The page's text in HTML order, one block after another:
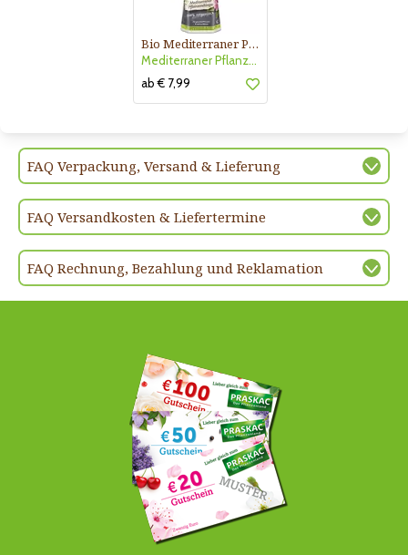
Bio Mediterraner Pflanzendünger
Mediterraner Pflanzendünger
ab € 7,99
FAQ Verpackung, Versand & Lieferung
FAQ Versandkosten & Liefertermine
FAQ Rechnung, Bezahlung und Reklamation